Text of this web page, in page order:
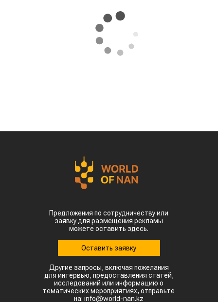
Предложения по сотрудничеству или
заявку для размещения рекламы
можете оставить здесь.
Оставить заявку
Другие запросы, включая пожелания
для интервью, предоставления статей,
исследований или информацию о
тематических мероприятиях, отправьте
на: info@world-nan.kz